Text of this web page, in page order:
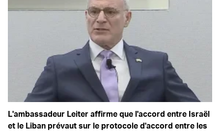
L'ambassadeur Leiter affirme que l'accord entre Israël
et le Liban prévaut sur le protocole d'accord entre les